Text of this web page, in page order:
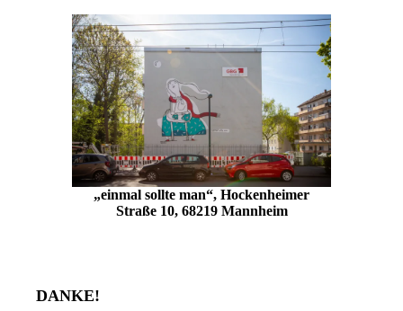
„einmal sollte man“, Hockenheimer
Straße 10, 68219 Mannheim
DANKE!